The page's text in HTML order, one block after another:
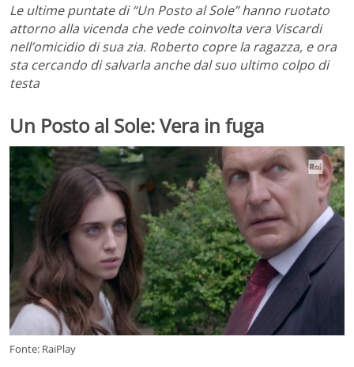
Le ultime puntate di “Un Posto al Sole” hanno ruotato
attorno alla vicenda che vede coinvolta vera Viscardi
nell’omicidio di sua zia. Roberto copre la ragazza, e ora
sta cercando di salvarla anche dal suo ultimo colpo di
testa
Un Posto al Sole: Vera in fuga
Fonte: RaiPlay